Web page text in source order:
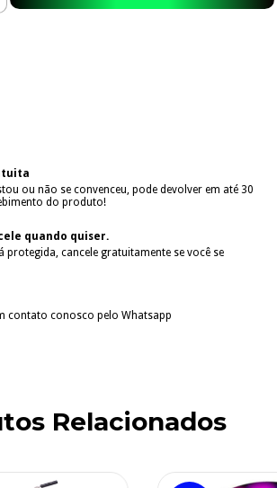
ou não se convenceu, pode devolver em até 30
do produto!
quando quiser.
protegida, cancele gratuitamente se você se
contato conosco pelo Whatsapp
Relacionados